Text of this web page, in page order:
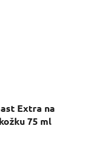
Extra na
75 ml